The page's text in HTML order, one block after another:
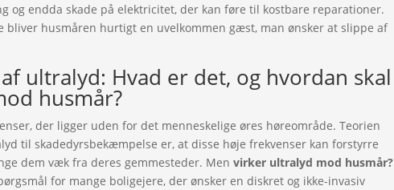
og endda skade på elektricitet, der kan føre til kostbare reparationer.
bliver husmåren hurtigt en uvelkommen gæst, man ønsker at slippe af
ultralyd: Hvad er det, og hvordan skal
husmår?
der ligger uden for det menneskelige øres høreområde. Teorien
til skadedyrsbekæmpelse er, at disse høje frekvenser kan forstyrre
dem væk fra deres gemmesteder. Menvirker ultralyd mod husmår?
for mange boligejere, der ønsker en diskret og ikke-invasiv